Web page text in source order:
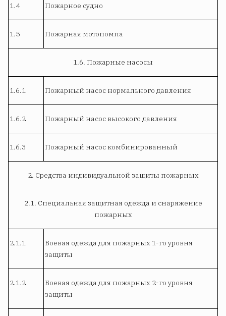
1.4 Пожарное судно
1.5 Пожарная мотопомпа
1.6. Пожарные насосы
1.6.1 Пожарный насос нормального давления
1.6.2 Пожарный насос высокого давления
1.6.3 Пожарный насос комбинированный
2. Средства индивидуальной защиты пожарных
2.1. Специальная защитная одежда и снаряжение
пожарных
2.1.1
Боевая одежда для пожарных 1-го уровня
защиты
2.1.2
Боевая одежда для пожарных 2-го уровня
защиты